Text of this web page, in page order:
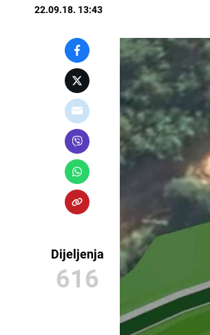
22.09.18. 13:43
Dijeljenja
616